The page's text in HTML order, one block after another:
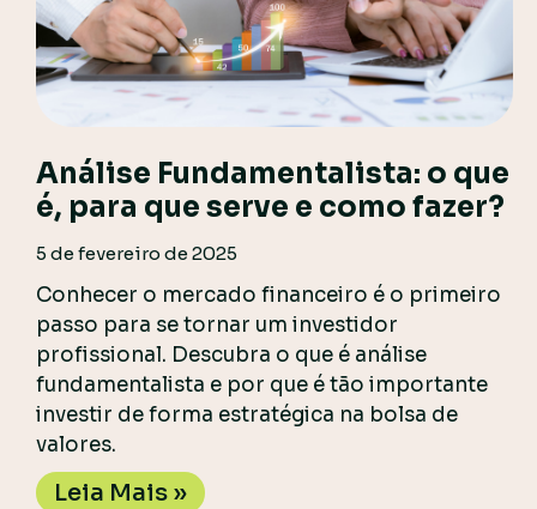
Análise Fundamentalista: o que
é, para que serve e como fazer?
5 de fevereiro de 2025
Conhecer o mercado financeiro é o primeiro
passo para se tornar um investidor
profissional. Descubra o que é análise
fundamentalista e por que é tão importante
investir de forma estratégica na bolsa de
valores.
Leia Mais »